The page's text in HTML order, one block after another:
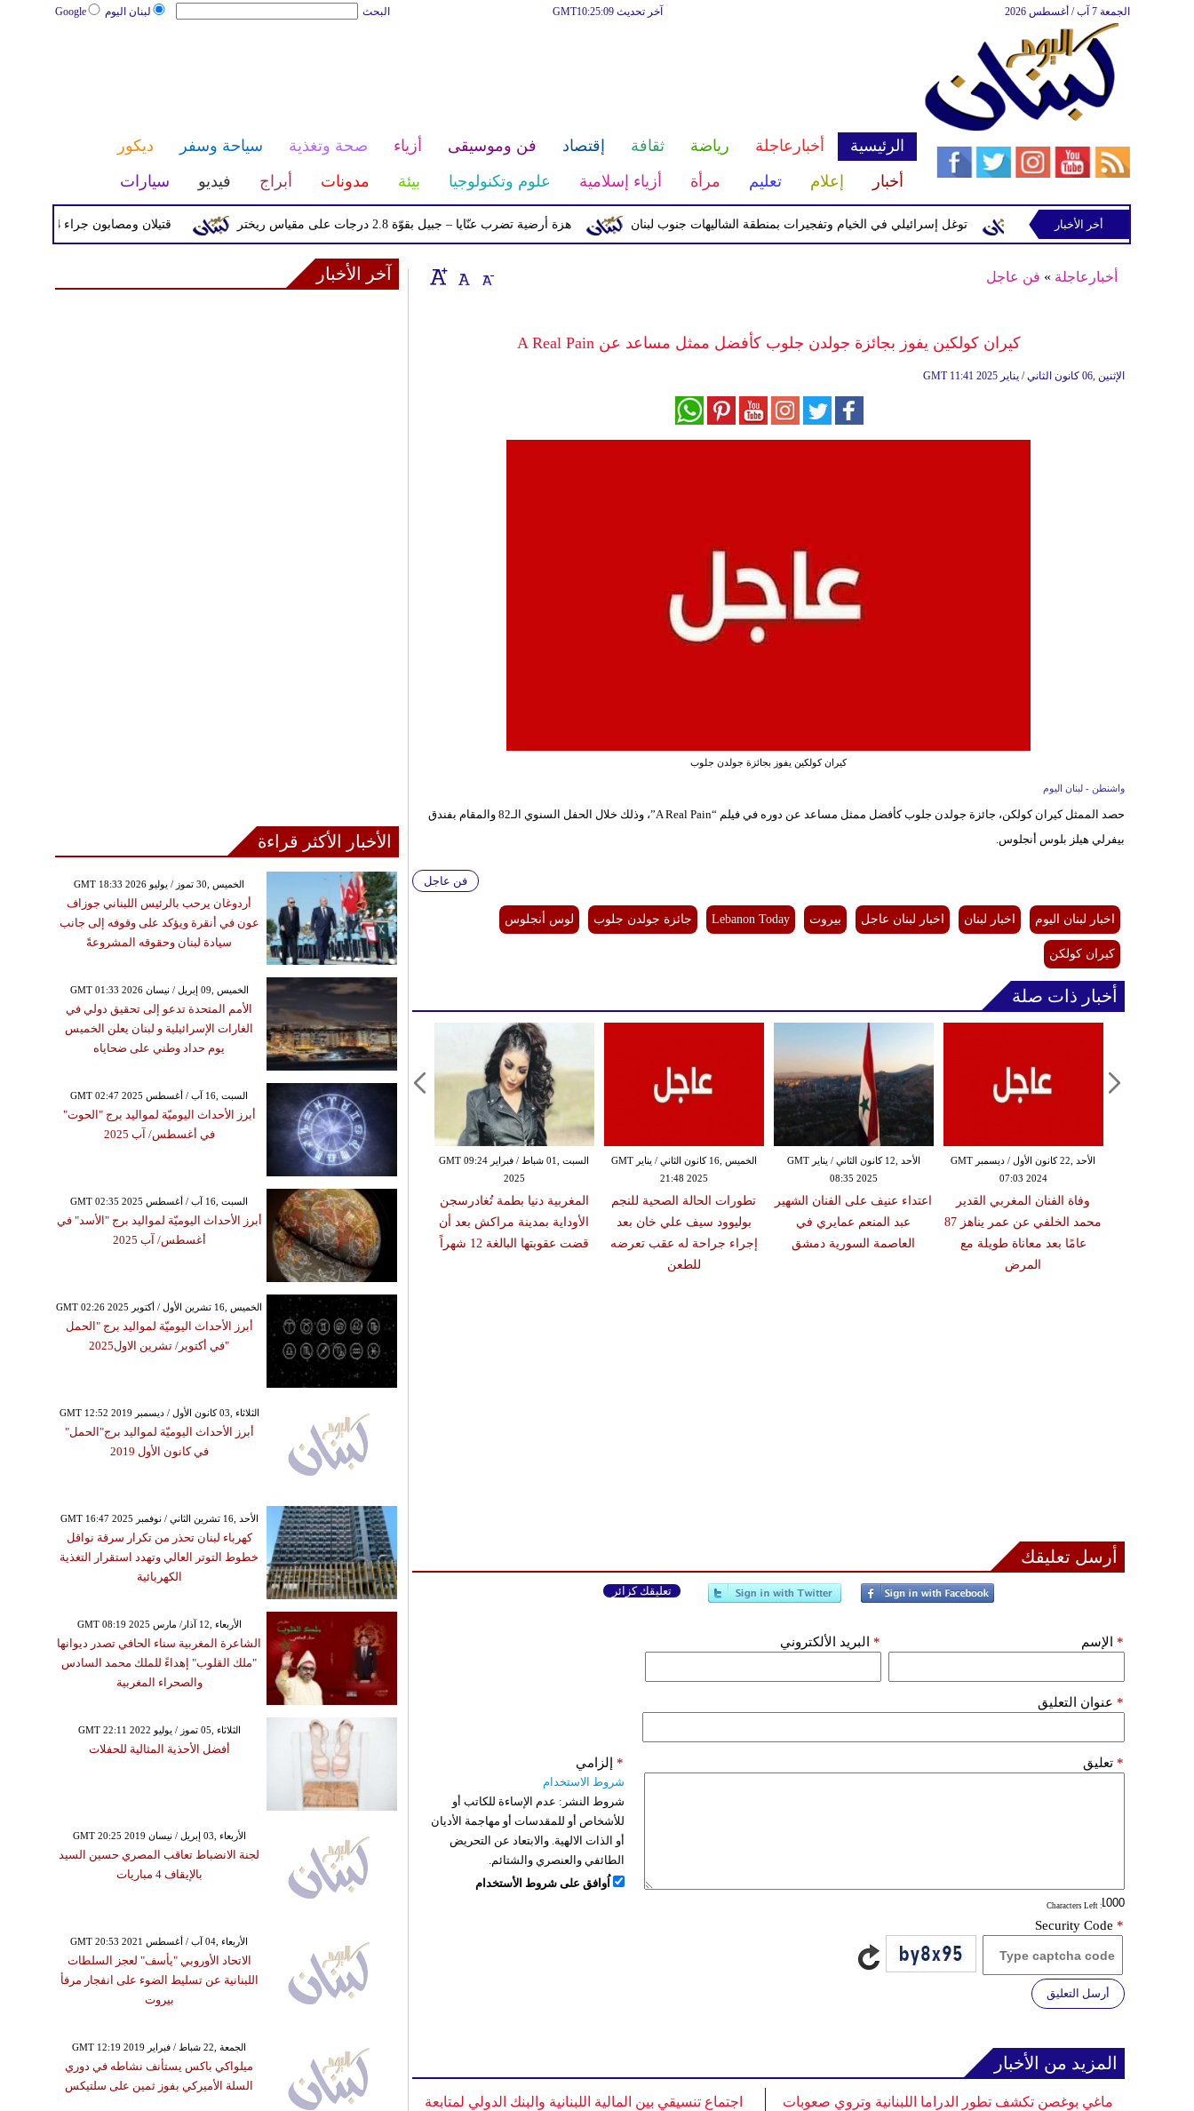
لبنان اليوم Google البحث آخر تحديث GMT10:25:09 الجمعة 7 آب / أغسطس 2026
الرئيسية أخبارعاجلة رياضة ثقافة إقتصاد فن وموسيقى أزياء صحة وتغذية سياحة وسفر
ديكور
أخبار
إعلام تعليم مرأة أزياء إسلامية علوم وتكنولوجيا بيئة مدونات أبراج فيديو سيارات
قتيلان ومصابون جراء 14 غارة إسرائيلية على شرق وجنوب لبنان هزة أرضية تضرب عنّايا – جبيل بقوّة 2.8 درجات على مقياس ريختر توغل إسرائيلي في الخيام وتفجيرات بمنطقة الشاليهات جنوب لبنان في رب ثلاثين
أخر الأخبار
أخبارعاجلة » فن عاجل
كيران كولكين يفوز بجائزة جولدن جلوب كأفضل ممثل مساعد عن A Real Pain
GMT 11:41 2025 الإثنين ,06 كانون الثاني / يناير
كيران كولكين يفوز بجائزة جولدن جلوب
واشنطن - لبنان اليوم
حصد الممثل كيران كولكن، جائزة جولدن جلوب كأفضل ممثل مساعد عن دوره في فيلم “A Real Pain”، وذلك خلال الحفل السنوي الـ82 والمقام بفندق
بيفرلي هيلز بلوس أنجلوس.
فن عاجل
اخبار لبنان اليوم اخبار لبنان اخبار لبنان عاجل بيروت Lebanon Today جائزة جولدن جلوب لوس أنجلوس
كيران كولكن
أخبار ذات صلة
السبت ,01 شباط / فبراير GMT 09:24
2025
المغربية دنيا بطمة تُغادرسجن
الأوداية بمدينة مراكش بعد أن
قضت عقوبتها البالغة 12 شهراً
الخميس ,16 كانون الثاني / يناير GMT
21:48 2025
تطورات الحالة الصحية للنجم
بوليوود سيف علي خان بعد
إجراء جراحة له عقب تعرضه
للطعن
الأحد ,12 كانون الثاني / يناير GMT
08:35 2025
اعتداء عنيف على الفنان الشهير
عبد المنعم عمايري في
العاصمة السورية دمشق
الأحد ,22 كانون الأول / ديسمبر GMT
07:03 2024
وفاة الفنان المغربي القدير
محمد الخلفي عن عمر يناهز 87
عامًا بعد معاناة طويلة مع
المرض
أرسل تعليقك
تعليقك كزائر
الإسم * البريد الألكتروني *
عنوان التعليق *
تعليق *
: Characters Left
إلزامي *
شروط الاستخدام
شروط النشر: عدم الإساءة للكاتب أو
للأشخاص أو للمقدسات أو مهاجمة الأديان
أو الذات الالهية. والابتعاد عن التحريض
الطائفي والعنصري والشتائم.
اُوافق على شروط الأستخدام
Security Code *
أرسل التعليق
المزيد من الأخبار
اجتماع تنسيقي بين المالية اللبنانية والبنك الدولي لمتابعة
ماغي بوغصن تكشف تطور الدراما اللبنانية وتروي صعوبات
آخر الأخبار
الأخبار الأكثر قراءة
GMT 18:33 2026 الخميس ,30 تموز / يوليو
أردوغان يرحب بالرئيس اللبناني جوزاف
عون في أنقرة ويؤكد على وقوفه إلى جانب
سيادة لبنان وحقوقه المشروعةً
GMT 01:33 2026 الخميس ,09 إبريل / نيسان
الأمم المتحدة تدعو إلى تحقيق دولي في
الغارات الإسرائيلية و لبنان يعلن الخميس
يوم حداد وطني على ضحاياه
GMT 02:47 2025 السبت ,16 آب / أغسطس
أبرز الأحداث اليوميّة لمواليد برج "الحوت"
في أغسطس/ آب 2025
GMT 02:35 2025 السبت ,16 آب / أغسطس
أبرز الأحداث اليوميّة لمواليد برج "الأسد" في
أغسطس/ آب 2025
GMT 02:26 2025 الخميس ,16 تشرين الأول / أكتوبر
أبرز الأحداث اليوميّة لمواليد برج "الحمل
"في أكتوبر/ تشرين الاول2025
GMT 12:52 2019 الثلاثاء ,03 كانون الأول / ديسمبر
أبرز الأحداث اليوميّة لمواليد برج"الحمل"
في كانون الأول 2019
GMT 16:47 2025 الأحد ,16 تشرين الثاني / نوفمبر
كهرباء لبنان تحذر من تكرار سرقة نواقل
خطوط التوتر العالي وتهدد استقرار التغذية
الكهربائية
GMT 08:19 2025 الأربعاء ,12 آذار/ مارس
الشاعرة المغربية سناء الحافي تصدر ديوانها
"ملك القلوب" إهداءً للملك محمد السادس
والصحراء المغربية
GMT 22:11 2022 الثلاثاء ,05 تموز / يوليو
أفضل الأحذية المثالية للحفلات
GMT 20:25 2019 الأربعاء ,03 إبريل / نيسان
لجنة الانضباط تعاقب المصري حسين السيد
بالإيقاف 4 مباريات
GMT 20:53 2021 الأربعاء ,04 آب / أغسطس
الاتحاد الأوروبي "يأسف" لعجز السلطات
اللبنانية عن تسليط الضوء على انفجار مرفأ
بيروت
GMT 12:19 2019 الجمعة ,22 شباط / فبراير
ميلواكي باكس يستأنف نشاطه في دوري
السلة الأميركي بفوز ثمين على سلتيكس